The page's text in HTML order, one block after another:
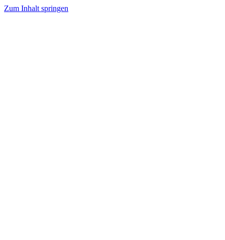
Zum Inhalt springen